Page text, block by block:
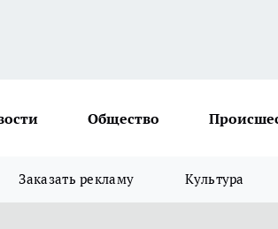
Общество
Заказать рекламу Культура